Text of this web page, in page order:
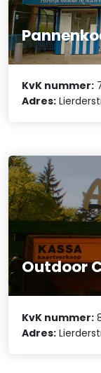
KvK nummer:
Adres:
Outdoor
KvK nummer:
Adres: